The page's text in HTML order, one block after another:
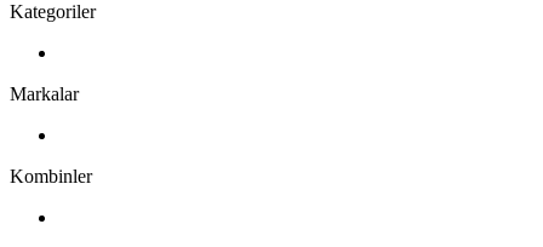
Kategoriler
Markalar
Kombinler